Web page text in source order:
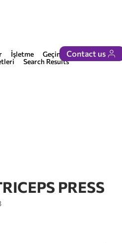
İşletme
Geçinmek
Search Results
Contact us
PRESS